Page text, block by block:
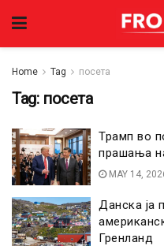
Home Tag посета
Tag: посета
Трамп во
прашања
MAY 14,
Данска ја
Гренланд